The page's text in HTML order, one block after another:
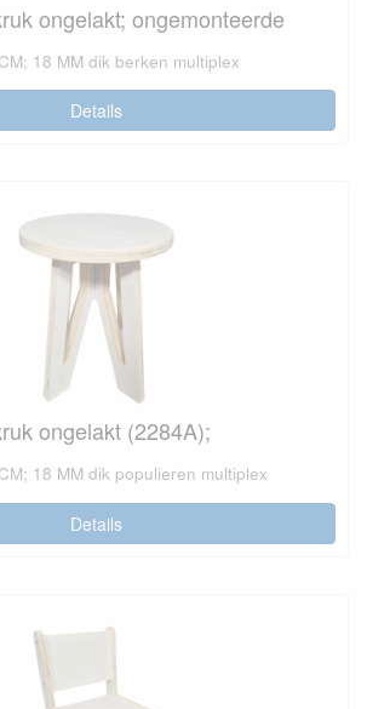
ongelakt; ongemonteerde
18 MM dik berken multiplex
Details
ongelakt (2284A);
18 MM dik populieren multiplex
Details